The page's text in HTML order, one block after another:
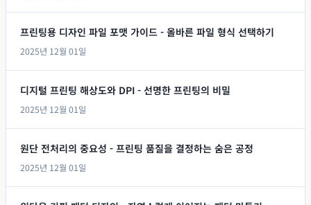
프린팅용 디자인 파일 포맷 가이드 - 올바른 파일 형식 선택하기
2025년 12월 01일
디지털 프린팅 해상도와 DPI - 선명한 프린팅의 비밀
2025년 12월 01일
원단 전처리의 중요성 - 프린팅 품질을 결정하는 숨은 공정
2025년 12월 01일